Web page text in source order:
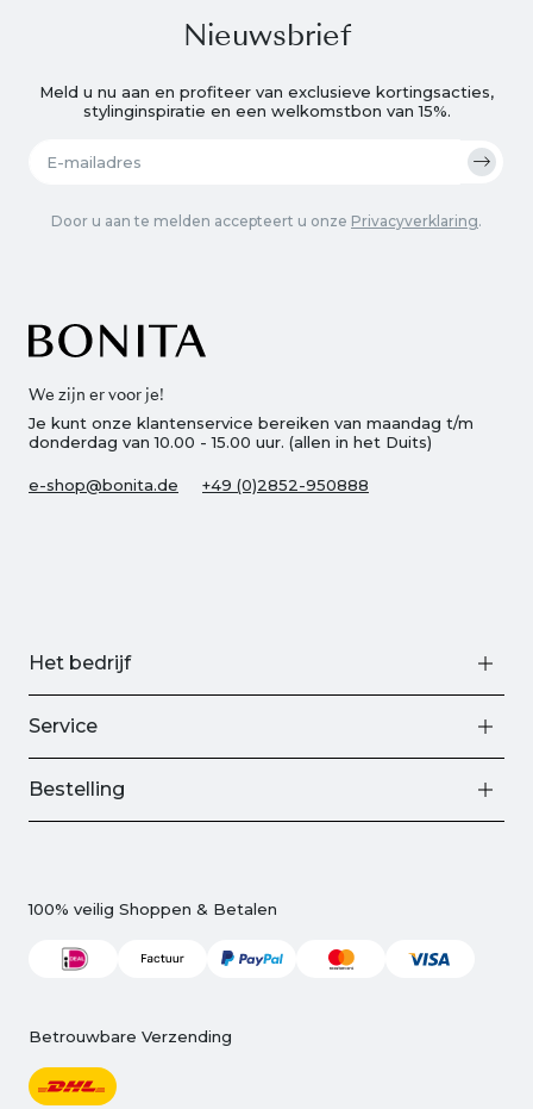
We zijn er voor je!
Je kunt onze klantenservice bereiken van maandag t/m
donderdag van 10.00 - 15.00 uur. (allen in het Duits)
e-shop@bonita.de +49 (0)2852-950888
Nieuwsbrief
Meld u nu aan en profiteer van exclusieve kortingsacties,
stylinginspiratie en een welkomstbon van 15%.
Door u aan te melden accepteert u onze Privacyverklaring.
Het bedrijf
Service
Bestelling
100% veilig Shoppen & Betalen
Betrouwbare Verzending